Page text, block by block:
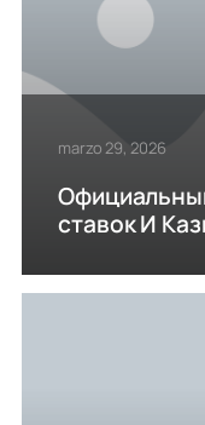
marzo 29, 2026
ставок И